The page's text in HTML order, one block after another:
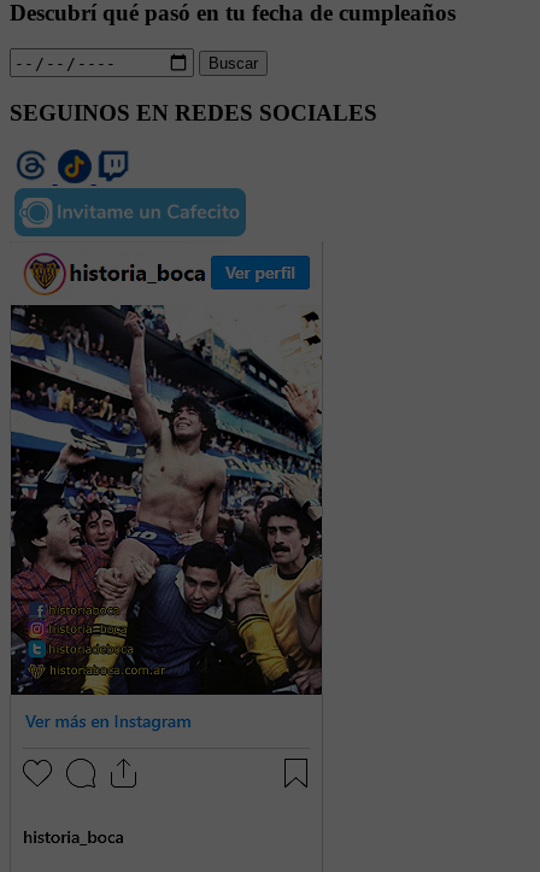
Descubrí qué pasó en tu fecha de cumpleaños
Buscar
SEGUINOS EN REDES SOCIALES